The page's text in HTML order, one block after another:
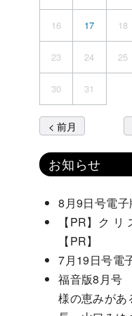
16 17 18
23 24 25
30 31
< 前月
お知らせ
8月9日号電
【PR】ク リ
【PR】
7月19日号電
福音版8月号
様の恵みがあ